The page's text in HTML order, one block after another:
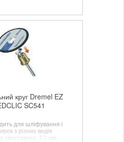
круг Dremel EZ
SC541
для шліфування і
з різних видів
хвостовика: 3.2 мм.